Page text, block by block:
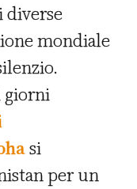
diverse
mondiale
giorni
si
per un